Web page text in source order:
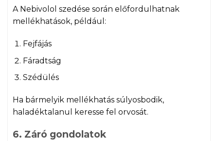
A Nebivolol szedése során előfordulhatnak
mellékhatások, például:
Fejfájás
Fáradtság
Szédülés
Ha bármelyik mellékhatás súlyosbodik,
haladéktalanul keresse fel orvosát.
6. Záró gondolatok